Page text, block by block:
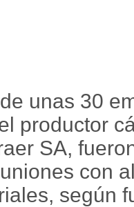
unas 30
productor
SA,
con
según